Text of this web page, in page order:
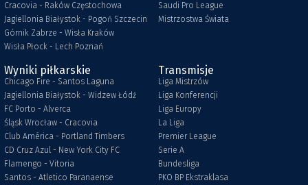
Cracovia - Raków Częstochowa
Jagiellonia Białystok - Pogoń Szczecin
Górnik Zabrze - Wisła Kraków
Wisła Płock - Lech Poznań
Saudi Pro League
Mistrzostwa Świata
Wyniki piłkarskie
Chicago Fire - Santos Laguna
Jagiellonia Białystok - Widzew Łódź
FC Porto - Alverca
Śląsk Wrocław - Cracovia
Club América - Portland Timbers
CD Cruz Azul - New York City FC
Flamengo - Vitoria
Santos - Atletico Paranaense
Transmisje
Liga Mistrzów
Liga Konferencji
Liga Europy
La Liga
Premier League
Serie A
Bundesliga
PKO BP Ekstraklasa